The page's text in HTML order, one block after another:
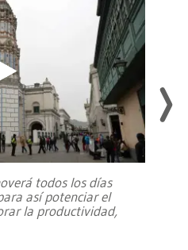
todos los días
así potenciar el
la productividad,